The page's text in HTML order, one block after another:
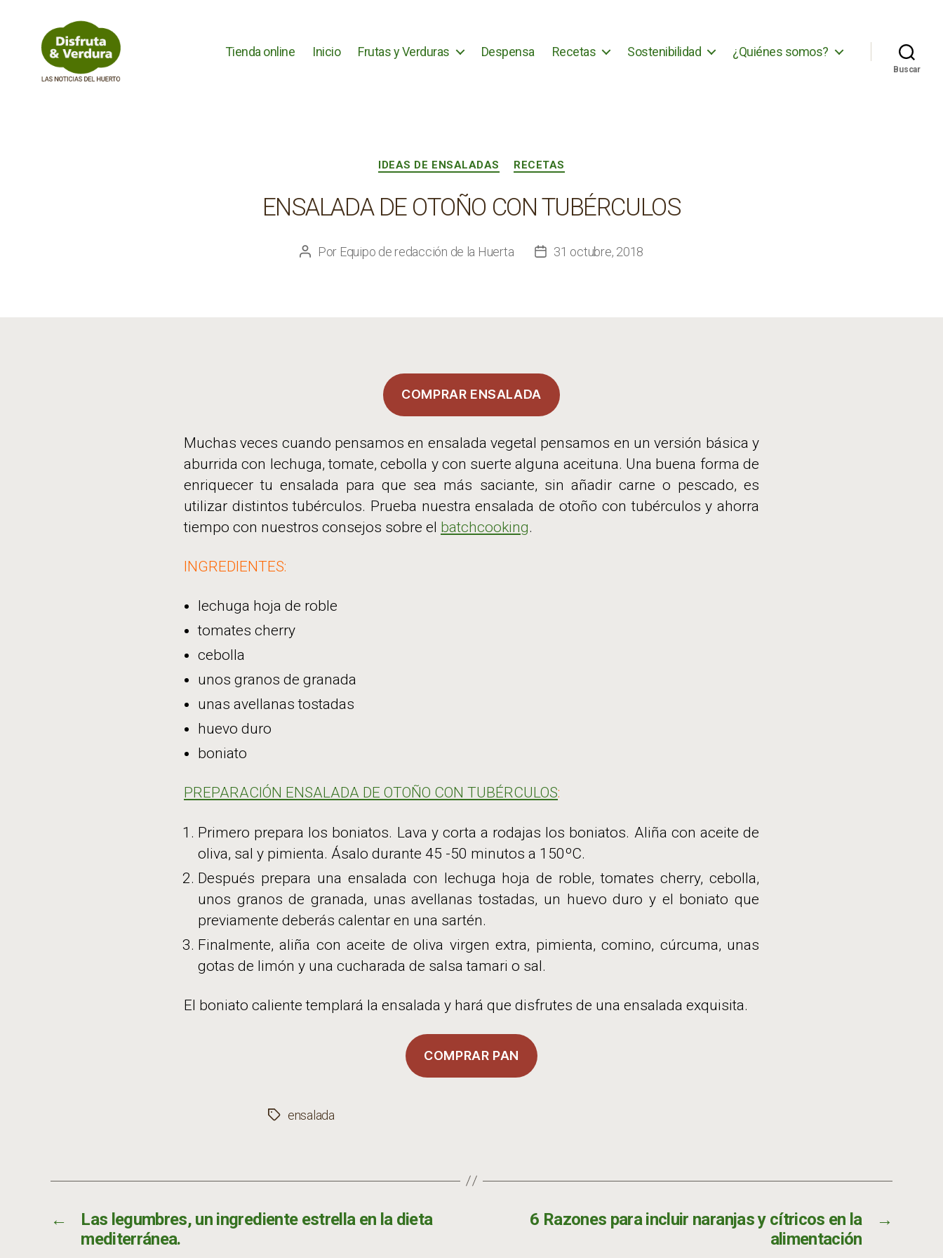
Tienda online Inicio Frutas y Verduras Despensa Recetas Sostenibilidad ¿Quiénes somos?
Buscar
Categorías
IDEAS DE ENSALADAS RECETAS
ENSALADA DE OTOÑO CON TUBÉRCULOS
Autor
Por Equipo de redacción de la Huerta
Fecha
31 octubre, 2018
COMPRAR ENSALADA
Muchas veces cuando pensamos en ensalada vegetal pensamos en un versión básica y
aburrida con lechuga, tomate, cebolla y con suerte alguna aceituna. Una buena forma de
enriquecer tu ensalada para que sea más saciante, sin añadir carne o pescado, es
utilizar distintos tubérculos. Prueba nuestra ensalada de otoño con tubérculos y ahorra
tiempo con nuestros consejos sobre el batchcooking.
INGREDIENTES:
lechuga hoja de roble
tomates cherry
cebolla
unos granos de granada
unas avellanas tostadas
huevo duro
boniato
PREPARACIÓN ENSALADA DE OTOÑO CON TUBÉRCULOS:
Primero prepara los boniatos. Lava y corta a rodajas los boniatos. Aliña con aceite de
oliva, sal y pimienta. Ásalo durante 45 -50 minutos a 150ºC.
Después prepara una ensalada con lechuga hoja de roble, tomates cherry, cebolla,
unos granos de granada, unas avellanas tostadas, un huevo duro y el boniato que
previamente deberás calentar en una sartén.
Finalmente, aliña con aceite de oliva virgen extra, pimienta, comino, cúrcuma, unas
gotas de limón y una cucharada de salsa tamari o sal.
El boniato caliente templará la ensalada y hará que disfrutes de una ensalada exquisita.
COMPRAR PAN
Etiquetas
ensalada
←
Las legumbres, un ingrediente estrella en la dieta
mediterránea.
→
6 Razones para incluir naranjas y cítricos en la
alimentación